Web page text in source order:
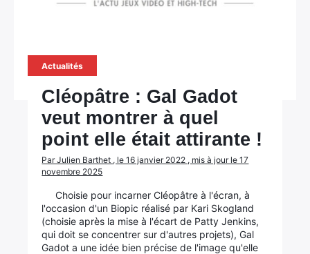
Actualités
Cléopâtre : Gal Gadot
veut montrer à quel
point elle était attirante !
Par Julien Barthet , le 16 janvier 2022 , mis à jour le 17
novembre 2025
Choisie pour incarner Cléopâtre à l'écran, à
l'occasion d'un Biopic réalisé par Kari Skogland
(choisie après la mise à l'écart de Patty Jenkins,
qui doit se concentrer sur d'autres projets), Gal
Gadot a une idée bien précise de l'image qu'elle